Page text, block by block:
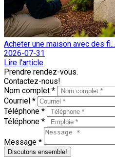
Acheter une maison avec des fi...
2026-07-31
Lire l'article
Prendre rendez-vous.
Contactez-nous!
Nom complet *
Courriel *
Téléphone *
Téléphone *
Message *
Discutons ensemble!